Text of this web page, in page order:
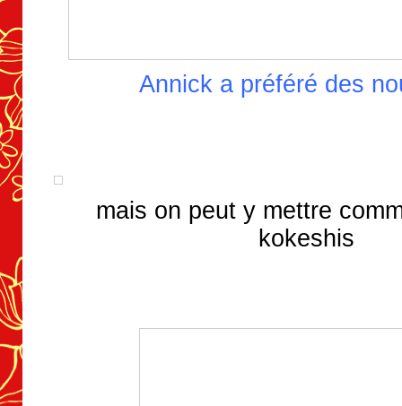
Annick a préféré des
mais on peut y mettre
kokeshis